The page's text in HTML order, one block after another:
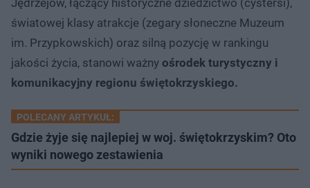
światowej klasy atrakcje (zegary słoneczne Muzeum
im. Przypkowskich) oraz silną pozycję w rankingu
jakości życia, stanowi ważny ośrodek turystyczny i
komunikacyjny regionu świętokrzyskiego.
POLECANY ARTYKUŁ:
Gdzie żyje się najlepiej w woj. świętokrzyskim? Oto
wyniki nowego zestawienia